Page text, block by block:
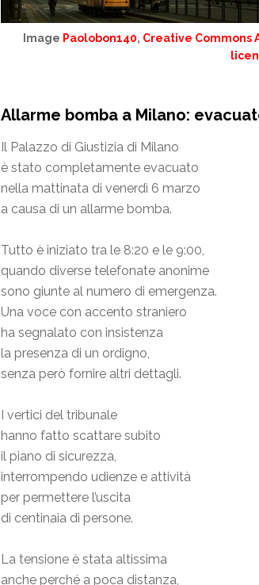
Image Paolobon140, Creative Commons
Allarme bomba a Milano:
Il Palazzo di Giustizia di Milano
è stato completamente evacuato
nella mattinata di venerdì 6 marzo
a causa di un allarme bomba.
Tutto è iniziato tra le 8:20 e le 9:00,
quando diverse telefonate anonime
sono giunte al numero di emergenza.
Una voce con accento straniero
ha segnalato con insistenza
la presenza di un ordigno,
senza però fornire altri dettagli.
I vertici del tribunale
hanno fatto scattare subito
il piano di sicurezza,
interrompendo udienze e attività
per permettere l’uscita
di centinaia di persone.
La tensione è stata altissima
anche perché a poca distanza,